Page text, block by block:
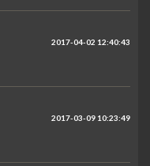
2017-04-02 12:40:43
2017-03-09 10:23:49